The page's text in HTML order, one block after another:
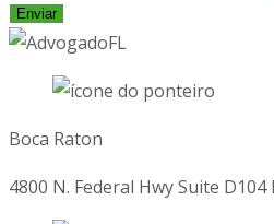
Enviar
Boca Raton
4800 N. Federal Hwy Suite D104